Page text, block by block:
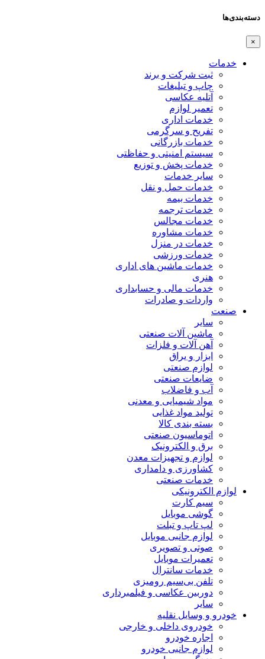
دسته‌بندی‌ها
×
خدمات
ثبت شرکت و برند
چاپ و تبلیغات
آتلیه عکاسی
تعمیر لوازم
خدمات اداری
تفریح و سرگرمی
خدمات بازرگانی
سیستم امنیتی و حفاظتی
خدمات پخش و توزیع
سایر خدمات
خدمات حمل و نقل
خدمات بیمه
خدمات ترجمه
خدمات مجالس
خدمات مشاوره
خدمات در منزل
خدمات ورزشی
خدمات ماشین های اداری
هنری
خدمات مالی و حسابداری
واردات و صادرات
صنعت
سایر
ماشین آلات صنعتی
آهن آلات و فلزات
ابزار و یراق
لوازم صنعتی
ضایعات صنعتی
آب و فاضلاب
مواد شیمیایی و معدنی
تولید مواد غذایی
بسته بندی کالا
اتوماسیون صنعتی
برق و الکترونیک
لوازم و تجهیزات معدن
کشاورزی و دامداری
خدمات صنعتی
لوازم الکترونیکی
سیم کارت
گوشی موبایل
لپ تاپ و تبلت
لوازم جانبی موبایل
صوتی و تصویری
تعمیرات موبایل
خدمات سانترال
تلفن بی‌سیم رومیزی
دوربین عکاسی و فیلمبرداری
سایر
خودرو و وسایل نقلیه
خودروی داخلی و خارجی
اجاره خودرو
لوازم جانبی خودرو